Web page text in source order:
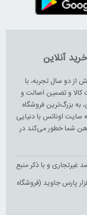
آنلاین
از دو سال تجربه، با
روز ضمانت بازگشت کالا و تضمین اصالت و
به بزرگ‌ترین فروشگاه
سایت اوناتس با دنیایی
شما خطور می‌کند در
غیرتجاری و با ذکر منبع
پارس جاوید (فروشگاه